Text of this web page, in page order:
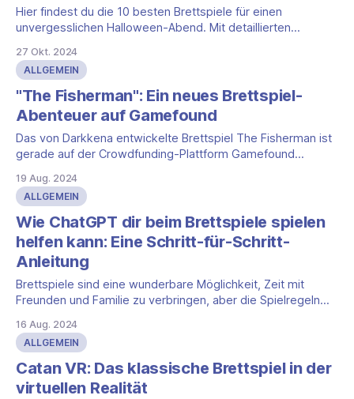
Hier findest du die 10 besten Brettspiele für einen
unvergesslichen Halloween-Abend. Mit detaillierten
Spieleranzahl, der durchschnittlichen Spieldauer und dem
Genre kannst du dir das Spiel auswählen, das perfekt zu
deiner Gruppe passt. 1. Terrorscape * Spieleranzahl: 2-4
Spieler * Spieldauer: 60-90 Minuten * Genre:
27 Okt. 2024
ALLGEMEIN
"The Fisherman": Ein neues Brettspiel-
Abenteuer auf Gamefound
Das von Darkkena entwickelte Brettspiel The Fisherman ist
gerade auf der Crowdfunding-Plattform Gamefound
Liebhaber von Strategie- und thematischen Brettspielen. In
The Fisherman übernimmst du das Kommando über ein
Hochseefischerboot und segelst hinaus auf die
unberechenbaren Gewässer, immer auf der Suche nach
dem
19 Aug. 2024
ALLGEMEIN
Wie ChatGPT dir beim Brettspiele spielen
helfen kann: Eine Schritt-für-Schritt-
Anleitung
Brettspiele sind eine wunderbare Möglichkeit, Zeit mit
Freunden und Familie zu verbringen, aber die Spielregeln
bei komplexen Spielen tauchen oft Fragen auf, die das
Spielerlebnis unterbrechen. Hier kommt ChatGPT ins Spiel:
Mit der Hilfe dieser KI kannst du ganz einfach spezifische
Fragen zu
16 Aug. 2024
ALLGEMEIN
Catan VR: Das klassische Brettspiel in der
virtuellen Realität